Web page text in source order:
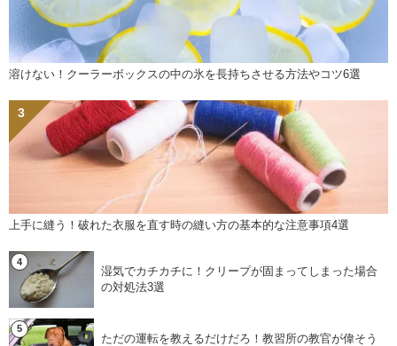
溶けない！クーラーボックスの中の氷を長持ちさせる方法やコツ6選
上手に縫う！破れた衣服を直す時の縫い方の基本的な注意事項4選
湿気でカチカチに！クリープが固まってしまった場合
の対処法3選
ただの運転を教えるだけだろ！教習所の教官が偉そう